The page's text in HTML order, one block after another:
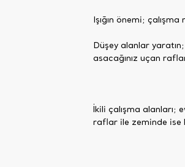
Işığın önemi;
Düşey alanlar
asacağınız uçan
İkili çalışma alanları;
raflar ile zeminde ise